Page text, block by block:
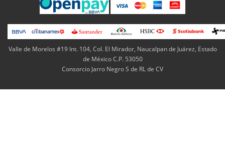
Valle de Morelos #19 Int. 104, Col. El Mirador, Naucalpan de Juárez, Estado
de México C.P. 53050
Consorcio Jarro Negro S de RL de CV